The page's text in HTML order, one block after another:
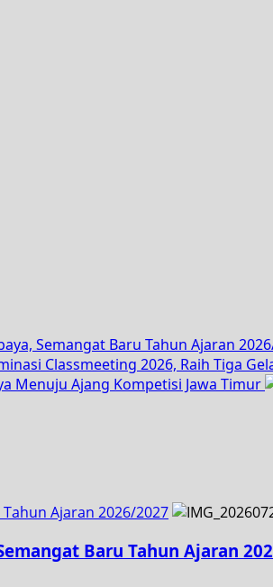
Semangat Baru Tahun Ajaran
Classmeeting 2026, Raih Tiga
Menuju Ajang Kompetisi Jawa Timur
Ajaran 2026/2027
Baru Tahun Ajaran